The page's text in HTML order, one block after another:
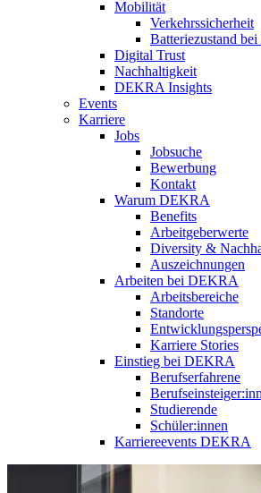
Mobilität
Verkehrssicherheit
Batteriezustand
Digital Trust
Nachhaltigkeit
DEKRA Insights
Events
Karriere
Jobs
Jobsuche
Bewerbung
Kontakt
Warum DEKRA
Benefits
Arbeitgeberwerte
Diversity &
Auszeichnungen
Arbeiten bei DEKRA
Arbeitsbereiche
Standorte
Karriere Stories
Einstieg bei DEKRA
Berufserfahrene
Studierende
Schüler:innen
Karriereevents DEKRA